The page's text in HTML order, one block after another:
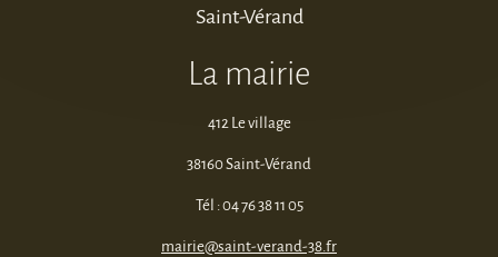
Saint-Vérand
La mairie
412 Le village
38160 Saint-Vérand
Tél : 04 76 38 11 05
mairie@saint-verand-38.fr